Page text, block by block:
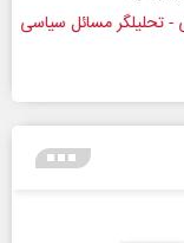
سیاسی